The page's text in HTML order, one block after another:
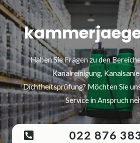
Haben Sie Fragen zu den
Kanalreinigung,
Dichtheitsprüfung? Möchten Sie
Service in Anspruch
022 876